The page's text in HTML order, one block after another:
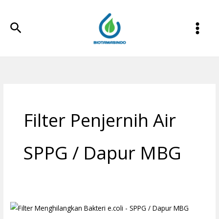
konten
Cari
Filter Penjernih Air
SPPG / Dapur MBG
Filter